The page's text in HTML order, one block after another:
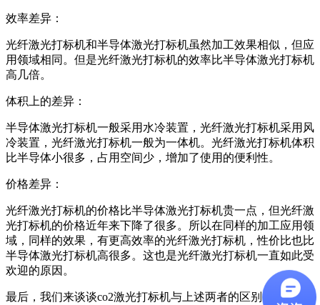
效率差异：
光纤激光打标机和半导体激光打标机虽然加工效果相似，但应
用领域相同。但是光纤激光打标机的效率比半导体激光打标机
高几倍。
体积上的差异：
半导体激光打标机一般采用水冷装置，光纤激光打标机采用风
冷装置，光纤激光打标机一般为一体机。光纤激光打标机体积
比半导体小很多，占用空间少，增加了使用的便利性。
价格差异：
光纤激光打标机的价格比半导体激光打标机贵一点，但光纤激
光打标机的价格近年来下降了很多。所以在同样的加工应用领
域，同样的效果，有更高效率的光纤激光打标机，性价比也比
半导体激光打标机高很多。这也是光纤激光打标机一直如此受
欢迎的原因。
最后，我们来谈谈co2激光打标机与上述两者的区别。